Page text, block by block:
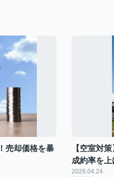
売却価格を暴
【空室対
成約率を
2026.04.24